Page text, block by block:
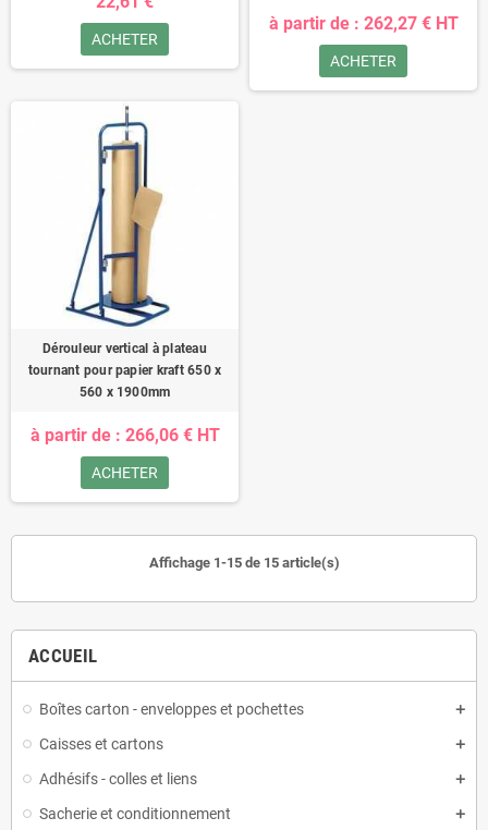
ACCUEIL
Boîtes carton - enveloppes et pochettes
Caisses et cartons
Adhésifs - colles et liens
Sacherie et conditionnement
ACHETER
à partir de : 262,27 € HT
ACHETER
Dérouleur vertical à plateau
tournant pour papier kraft 650 x
560 x 1900mm
à partir de : 266,06 € HT
ACHETER
Affichage 1-15 de 15 article(s)